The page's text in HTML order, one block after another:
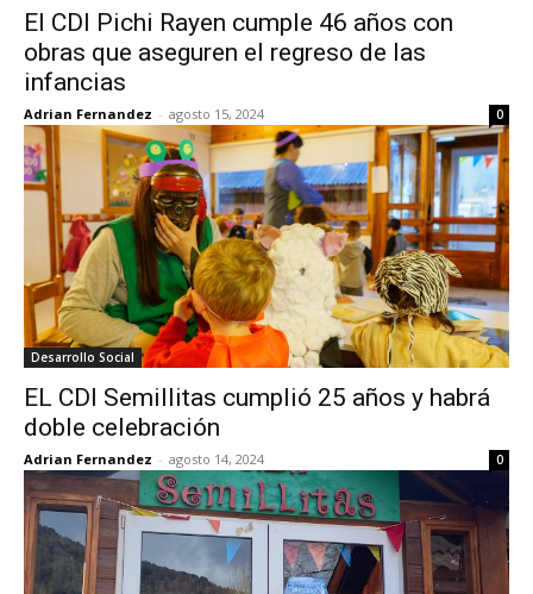
El CDI Pichi Rayen cumple 46 años con
obras que aseguren el regreso de las
infancias
Adrian Fernandez - agosto 15, 2024 0
Desarrollo Social
EL CDI Semillitas cumplió 25 años y habrá
doble celebración
Adrian Fernandez - agosto 14, 2024 0